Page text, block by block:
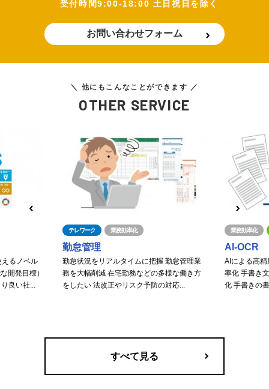
受付時間9:00-18:00 土日祝日を除く
お問い合わせフォーム
＼ 他にもこんなことができます ／
OTHER SERVICE
るノベル
開発目標）
良い社...
勤怠管理
テレワーク 業務効率化
勤怠状況をリアルタイムに把握 勤怠管理業
務を大幅削減 在宅勤務などの多様な働き方
をしたい 法改正やリスク予防の対応...
AI-OCR
業務効率化
AIによる高
率化 手書き
化 手書きの
すべて見る